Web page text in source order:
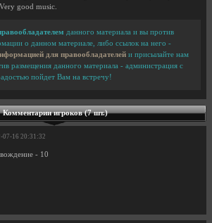
good music.
данного материала и вы против
о данном материале, либо ссылок на него -
для правообладателей и присылайте нам
размещения данного материала - администрация с
пойдет Вам на встречу!
Комментарии игроков (7 шт.)
07-16 20:31:32
- 10